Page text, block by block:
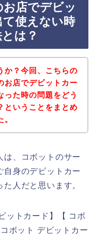
お店でデビッ
て使えない時
は？
か？今回、こちらの
お店でデビットカー
った時の問題をどう
ということをまとめ
は、コボットのサー
自身のデビットカー
人だと思います。
ットカード】【 コボ
ボット デビットカー